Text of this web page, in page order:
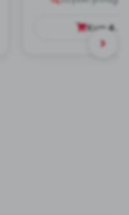
Kup